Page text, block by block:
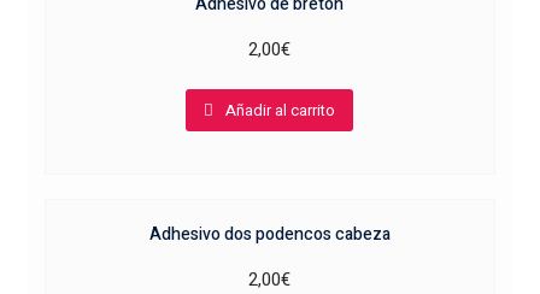
2,00€
Añadir al carrito
Adhesivo dos podencos cabeza
2,00€